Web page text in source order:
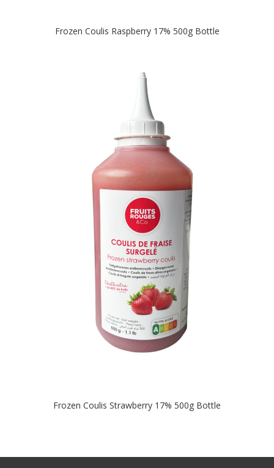
Frozen Coulis Raspberry 17% 500g Bottle
Frozen Coulis Strawberry 17% 500g Bottle